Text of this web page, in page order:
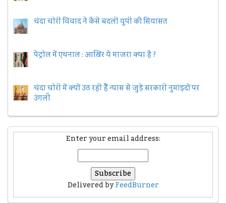
चंदा चोरी विवाद ने कैसे बदली यूपी की सियासत
पेट्रोल में एथनाल : आख़िर ये माजरा क्या है ?
चंदा चोरी में क्यों उठ रही हैैं न्यास से जुड़े सरकारी नुमांइदों पर
उंगली
Enter your email address:
Delivered byFeedBurner